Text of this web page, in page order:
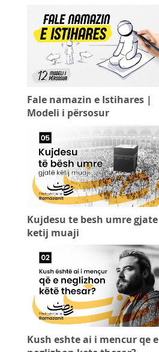
Fale namazin e Istihares |
Modeli i përsosur
Kujdesu te besh umre gjate
ketij muaji
Kush eshte ai i mencur qe e